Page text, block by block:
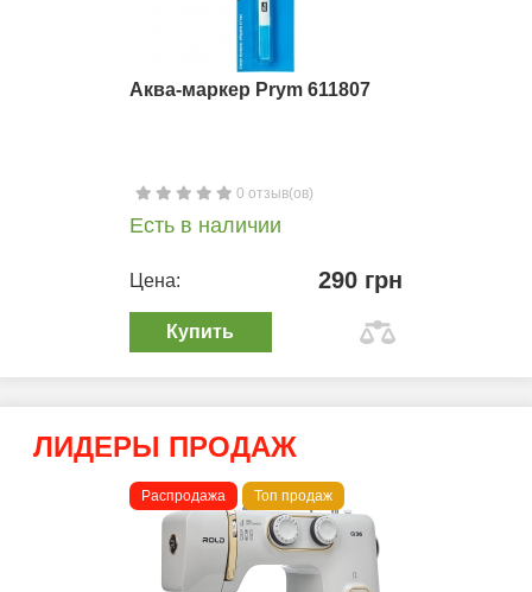
Аква-маркер Prym 611807
0 отзыв(ов)
Есть в наличии
Цена: 290 грн
Купить
ЛИДЕРЫ ПРОДАЖ
Распродажа Топ продаж